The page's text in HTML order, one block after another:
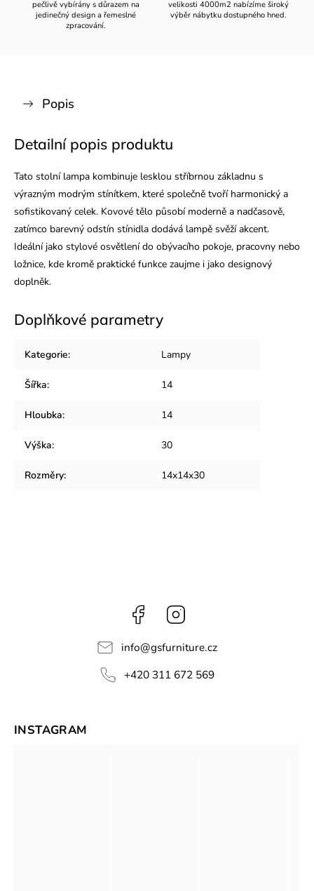
pečlivě vybírány s důrazem na
jedinečný design a řemeslné
zpracování.
velikosti 4000m2 nabízíme široký
výběr nábytku dostupného hned.
Popis
Detailní popis produktu
Tato stolní lampa kombinuje lesklou stříbrnou základnu s
výrazným modrým stínítkem, které společně tvoří harmonický a
sofistikovaný celek. Kovové tělo působí moderně a nadčasově,
zatímco barevný odstín stínidla dodává lampě svěží akcent.
Ideální jako stylové osvětlení do obývacího pokoje, pracovny nebo
ložnice, kde kromě praktické funkce zaujme i jako designový
doplněk.
Doplňkové parametry
Kategorie: Lampy
Šířka: 14
Hloubka: 14
Výška: 30
Rozměry: 14x14x30
Facebook
info@gsfurniture.cz
+420 311 672 569
INSTAGRAM